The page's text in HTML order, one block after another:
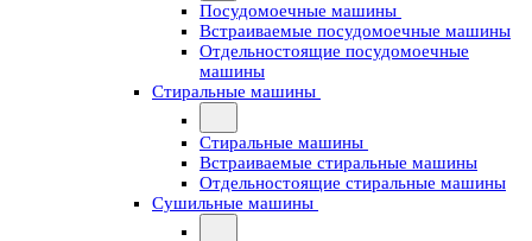
Посудомоечные машины
Встраиваемые посудомоечные машины
Отдельностоящие посудомоечные
машины
Стиральные машины
Стиральные машины
Встраиваемые стиральные машины
Отдельностоящие стиральные машины
Сушильные машины